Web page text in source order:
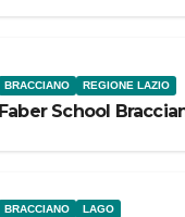
BRACCIANO REGIONE LAZIO
Faber School
BRACCIANO LAGO